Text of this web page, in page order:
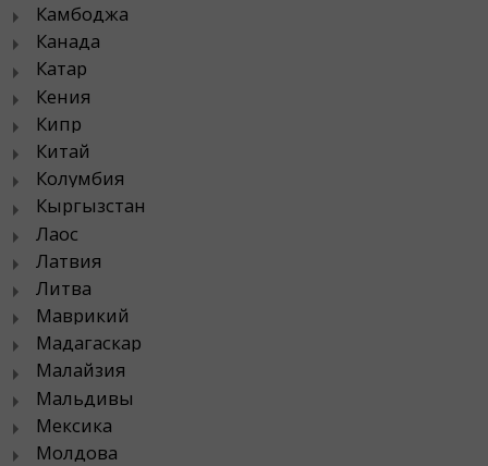
Камбоджа
Канада
Катар
Кения
Кипр
Китай
Колумбия
Кыргызстан
Лаос
Латвия
Литва
Маврикий
Мадагаскар
Малайзия
Мальдивы
Мексика
Молдова